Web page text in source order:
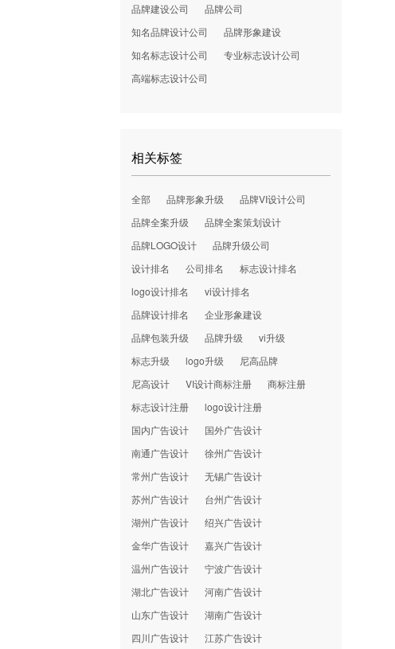
品牌建设公司
品牌公司
知名品牌设计公司
品牌形象建设
知名标志设计公司
专业标志设计公司
高端标志设计公司
相关标签
全部 品牌形象升级
品牌VI设计公司
品牌全案升级
品牌全案策划设计
品牌LOGO设计
品牌升级公司
设计排名
公司排名
标志设计排名
logo设计排名
vi设计排名
品牌设计排名
企业形象建设
品牌包装升级
品牌升级
vi升级
标志升级
logo升级
尼高品牌
尼高设计
VI设计商标注册
商标注册
标志设计注册
logo设计注册
国内广告设计
国外广告设计
南通广告设计
徐州广告设计
常州广告设计
无锡广告设计
苏州广告设计
台州广告设计
湖州广告设计
绍兴广告设计
金华广告设计
嘉兴广告设计
温州广告设计
宁波广告设计
湖北广告设计
河南广告设计
山东广告设计
湖南广告设计
四川广告设计
江苏广告设计